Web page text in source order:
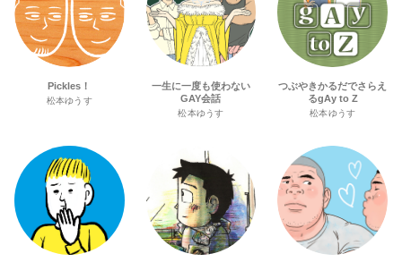
Pickles！
松本ゆうす
一生に一度も使わない
GAY会話
松本ゆうす
つぶやきかるだでさらえ
るgAy to Z
松本ゆうす